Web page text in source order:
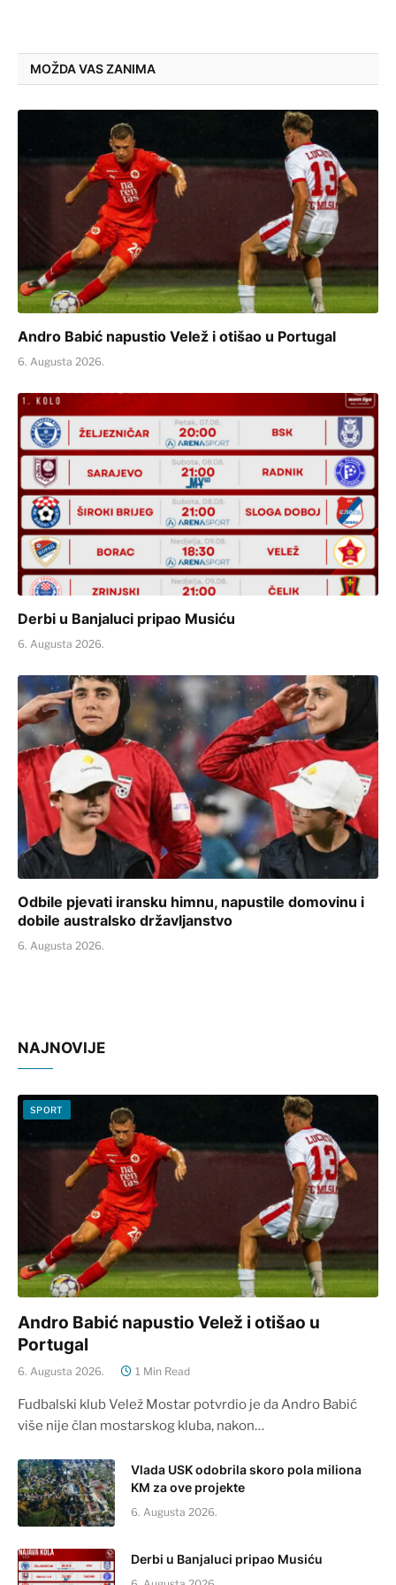
MOŽDA VAS ZANIMA
Andro Babić napustio Velež i otišao u Portugal
6. Augusta 2026.
Derbi u Banjaluci pripao Musiću
6. Augusta 2026.
Odbile pjevati iransku himnu, napustile domovinu i
dobile australsko državljanstvo
6. Augusta 2026.
NAJNOVIJE
SPORT
Andro Babić napustio Velež i otišao u
Portugal
6. Augusta 2026. 1 Min Read
Fudbalski klub Velež Mostar potvrdio je da Andro Babić
više nije član mostarskog kluba, nakon…
Vlada USK odobrila skoro pola miliona
KM za ove projekte
6. Augusta 2026.
Derbi u Banjaluci pripao Musiću